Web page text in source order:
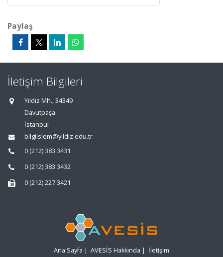
Paylaş
İletişim Bilgileri
Yıldız Mh., 34349
Davutpaşa
İstanbul
bilgiislem@yildiz.edu.tr
0 (212) 383 3431
0 (212) 383 3432
0 (212) 227 3421
Ana Sayfa | AVESİS Hakkında | İletişim